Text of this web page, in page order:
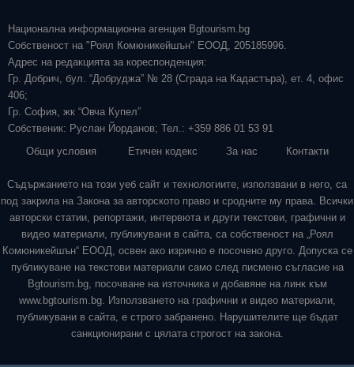
Национална информационна агенция Bgtourism.bg
Собственост на "Роял Комюникейшън" ЕООД, 205185996.
Адрес на редакцията за кореспонденция:
Гр. Добрич, бул. “Добруджа” № 28 (Сграда на Кадастъра), ет. 4, офис
406;
Гр. София, жк “Овча Купел”
Собственик: Руслан Йорданов; Тел.: +359 886 01 53 91
Общи условия
Етичен кодекс За нас Контакти
Съдържанието на този уеб сайт и технологиите, използвани в него, са
под закрила на Закона за авторското право и сродните му права. Всички
авторски статии, репортажи, интервюта и други текстови, графични и
видео материали, публикувани в сайта, са собственост на „Роял
Комюникейшън“ ЕООД, освен ако изрично е посочено друго. Допуска се
публикуване на текстови материали само след писмено съгласие на
Bgtourism.bg, посочване на източника и добавяне на линк към
www.bgtourism.bg. Използването на графични и видео материали,
публикувани в сайта, е строго забранено. Нарушителите ще бъдат
санкционирани с цялата строгост на закона.